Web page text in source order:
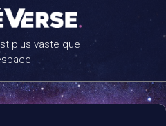
plus vaste que